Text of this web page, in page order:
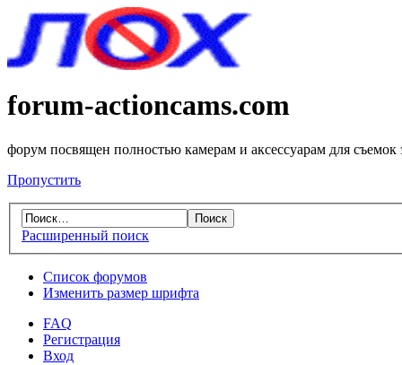
forum-actioncams.com
форум посвящен полностью камерам и аксессуарам для съемок
Пропустить
Расширенный поиск
Список форумов
Изменить размер шрифта
FAQ
Регистрация
Вход